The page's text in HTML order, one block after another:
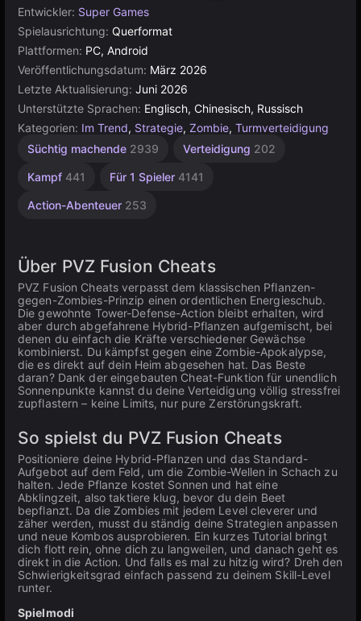
Entwickler: Super Games
Spielausrichtung: Querformat
Plattformen: PC, Android
Veröffentlichungsdatum: März 2026
Letzte Aktualisierung: Juni 2026
Unterstützte Sprachen: Englisch, Chinesisch, Russisch
Kategorien: Im Trend, Strategie, Zombie, Turmverteidigung
Süchtig machende 2939 Verteidigung 202
Kampf 441 Für 1 Spieler 4141
Action-Abenteuer 253
Über PVZ Fusion Cheats
PVZ Fusion Cheats verpasst dem klassischen Pflanzen-
gegen-Zombies-Prinzip einen ordentlichen Energieschub.
Die gewohnte Tower-Defense-Action bleibt erhalten, wird
aber durch abgefahrene Hybrid-Pflanzen aufgemischt, bei
denen du einfach die Kräfte verschiedener Gewächse
kombinierst. Du kämpfst gegen eine Zombie-Apokalypse,
die es direkt auf dein Heim abgesehen hat. Das Beste
daran? Dank der eingebauten Cheat-Funktion für unendlich
Sonnenpunkte kannst du deine Verteidigung völlig stressfrei
zupflastern – keine Limits, nur pure Zerstörungskraft.
So spielst du PVZ Fusion Cheats
Positioniere deine Hybrid-Pflanzen und das Standard-
Aufgebot auf dem Feld, um die Zombie-Wellen in Schach zu
halten. Jede Pflanze kostet Sonnen und hat eine
Abklingzeit, also taktiere klug, bevor du dein Beet
bepflanzt. Da die Zombies mit jedem Level cleverer und
zäher werden, musst du ständig deine Strategien anpassen
und neue Kombos ausprobieren. Ein kurzes Tutorial bringt
dich flott rein, ohne dich zu langweilen, und danach geht es
direkt in die Action. Und falls es mal zu hitzig wird? Dreh den
Schwierigkeitsgrad einfach passend zu deinem Skill-Level
runter.
Spielmodi